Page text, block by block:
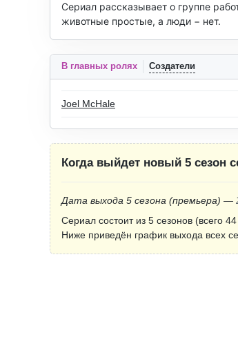
Сериал рассказывает о группе
животные простые, а люди − нет.
В главных ролях Создатели
Joel McHale
Когда выйдет новый 5 сезон
Дата выхода 5 сезона (премьера) —
Сериал состоит из 5 сезонов (всего 44
Ниже приведён график выхода всех